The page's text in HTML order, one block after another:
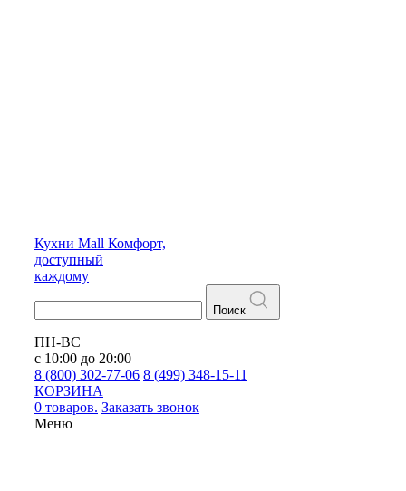
Кухни Mall Комфорт,
доступный
каждому
Поиск
ПН-ВС
с 10:00 до 20:00
8 (800) 302-77-06 8 (499) 348-15-11
КОРЗИНА
0 товаров. Заказать звонок
Меню